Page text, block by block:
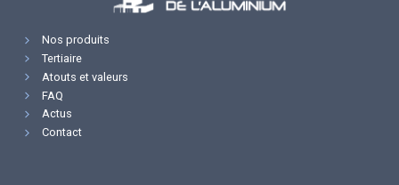
Nos produits
Tertiaire
Atouts et valeurs
FAQ
Actus
Contact